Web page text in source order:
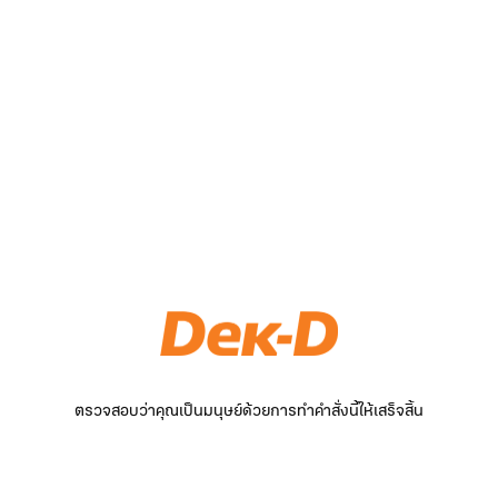
ตรวจสอบว่าคุณเป็นมนุษย์ด้วยการทำคำสั่งนี้ให้เสร็จสิ้น